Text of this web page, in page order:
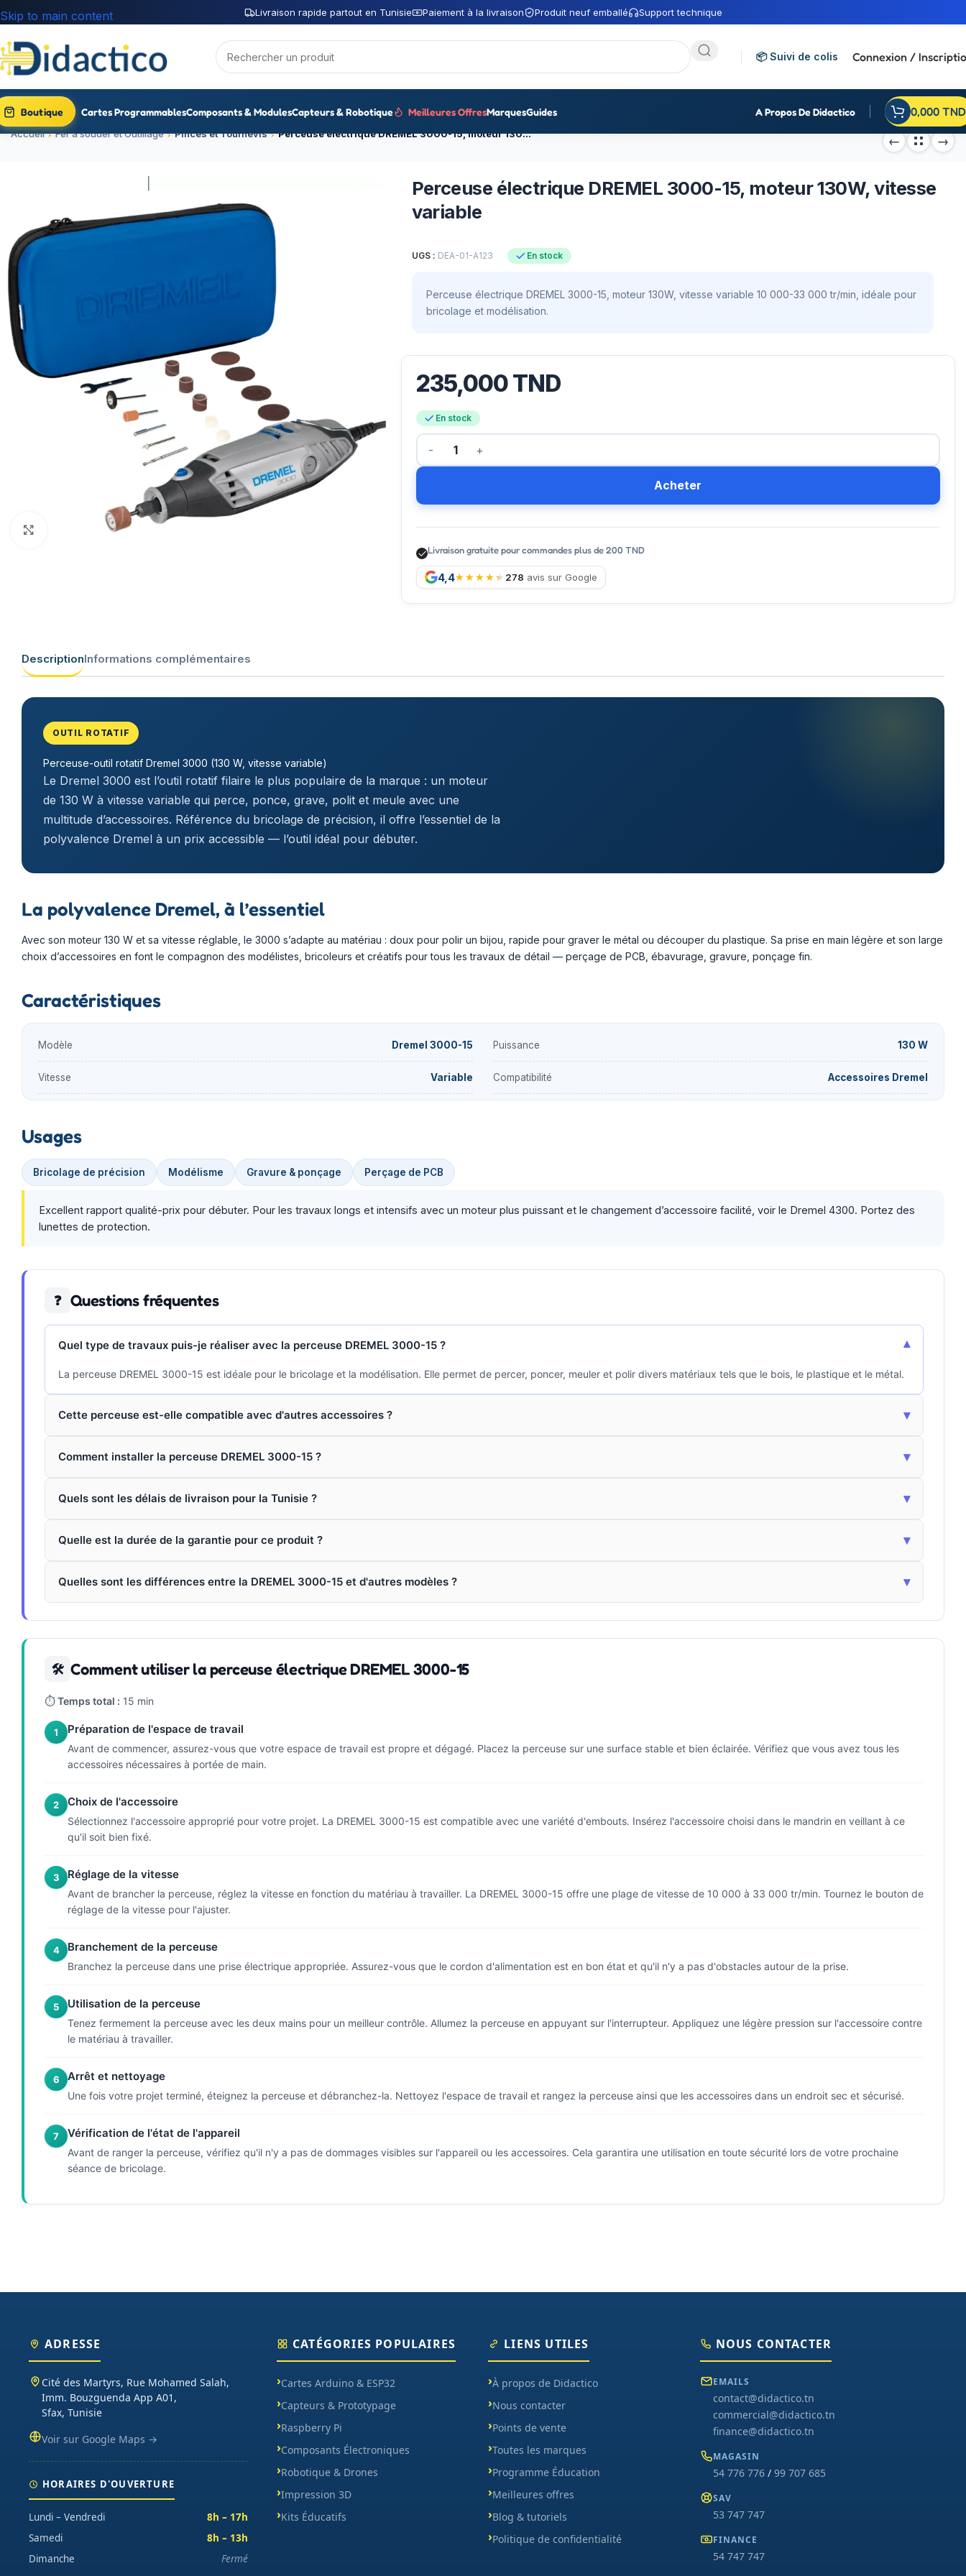
Livraison rapide partout en Tunisie Paiement à la livraison Produit neuf emballé Support technique
Skip to main content
📦 Suivi de colis Connexion /
Boutique Cartes ProgrammablesComposants & ModulesCapteurs & Robotique Meilleures OffresMarquesGuides A Propos De Didactico 0,000 TND
Accueil Fer a souder et Outillage Pinces et Tournevis Perceuse électrique DREMEL 3000-15, moteur 130W, vitesse variable
Click to enlarge
Perceuse électrique DREMEL 3000-15, moteur 130W, vitesse
variable
UGS : DEA-01-A123 En stock
Perceuse électrique DREMEL 3000-15, moteur 130W, vitesse variable 10 000-33 000 tr/min, idéale pour
bricolage et modélisation.
235,000TND
En stock
Acheter
Livraison gratuite pour commandes plus de 200 TND
4,4 278 avis sur Google
DescriptionInformations complémentaires
OUTIL ROTATIF
Perceuse-outil rotatif Dremel 3000 (130 W, vitesse variable)
Le Dremel 3000 est l’outil rotatif filaire le plus populaire de la marque : un moteur
de 130 W à vitesse variable qui perce, ponce, grave, polit et meule avec une
multitude d’accessoires. Référence du bricolage de précision, il offre l’essentiel de la
polyvalence Dremel à un prix accessible — l’outil idéal pour débuter.
La polyvalence Dremel, à l’essentiel
Avec son moteur 130 W et sa vitesse réglable, le 3000 s’adapte au matériau : doux pour polir un bijou, rapide pour graver le métal ou découper du plastique. Sa prise en main légère et son large
choix d’accessoires en font le compagnon des modélistes, bricoleurs et créatifs pour tous les travaux de détail — perçage de PCB, ébavurage, gravure, ponçage fin.
Caractéristiques
Modèle Dremel 3000-15 Puissance 130 W
Vitesse Variable Compatibilité Accessoires Dremel
Usages
Bricolage de précision Modélisme Gravure & ponçage Perçage de PCB
Excellent rapport qualité-prix pour débuter. Pour les travaux longs et intensifs avec un moteur plus puissant et le changement d’accessoire facilité, voir le Dremel 4300. Portez des
lunettes de protection.
❓ Questions fréquentes
Quel type de travaux puis-je réaliser avec la perceuse DREMEL 3000-15 ? ▾
La perceuse DREMEL 3000-15 est idéale pour le bricolage et la modélisation. Elle permet de percer, poncer, meuler et polir divers matériaux tels que le bois, le plastique et le métal.
Cette perceuse est-elle compatible avec d'autres accessoires ? ▾
Comment installer la perceuse DREMEL 3000-15 ? ▾
Quels sont les délais de livraison pour la Tunisie ? ▾
Quelle est la durée de la garantie pour ce produit ? ▾
Quelles sont les différences entre la DREMEL 3000-15 et d'autres modèles ? ▾
🛠 Comment utiliser la perceuse électrique DREMEL 3000-15
⏱Temps total : 15 min
1 Préparation de l'espace de travail
Avant de commencer, assurez-vous que votre espace de travail est propre et dégagé. Placez la perceuse sur une surface stable et bien éclairée. Vérifiez que vous avez tous les
accessoires nécessaires à portée de main.
2 Choix de l'accessoire
Sélectionnez l'accessoire approprié pour votre projet. La DREMEL 3000-15 est compatible avec une variété d'embouts. Insérez l'accessoire choisi dans le mandrin en veillant à ce
qu'il soit bien fixé.
3 Réglage de la vitesse
Avant de brancher la perceuse, réglez la vitesse en fonction du matériau à travailler. La DREMEL 3000-15 offre une plage de vitesse de 10 000 à 33 000 tr/min. Tournez le bouton de
réglage de la vitesse pour l'ajuster.
4 Branchement de la perceuse
Branchez la perceuse dans une prise électrique appropriée. Assurez-vous que le cordon d'alimentation est en bon état et qu'il n'y a pas d'obstacles autour de la prise.
5 Utilisation de la perceuse
Tenez fermement la perceuse avec les deux mains pour un meilleur contrôle. Allumez la perceuse en appuyant sur l'interrupteur. Appliquez une légère pression sur l'accessoire contre
le matériau à travailler.
6 Arrêt et nettoyage
Une fois votre projet terminé, éteignez la perceuse et débranchez-la. Nettoyez l'espace de travail et rangez la perceuse ainsi que les accessoires dans un endroit sec et sécurisé.
7 Vérification de l'état de l'appareil
Avant de ranger la perceuse, vérifiez qu'il n'y a pas de dommages visibles sur l'appareil ou les accessoires. Cela garantira une utilisation en toute sécurité lors de votre prochaine
séance de bricolage.
ADRESSE
Cité des Martyrs, Rue Mohamed Salah,
Imm. Bouzguenda App A01,
Sfax, Tunisie
Voir sur Google Maps →
HORAIRES D'OUVERTURE
Lundi – Vendredi
8h – 17h
Samedi
8h – 13h
Dimanche
Fermé
CATÉGORIES POPULAIRES
Cartes Arduino & ESP32
Capteurs & Prototypage
Raspberry Pi
Composants Électroniques
Robotique & Drones
Impression 3D
Kits Éducatifs
LIENS UTILES
À propos de Didactico
Nous contacter
Points de vente
Toutes les marques
Programme Éducation
Meilleures offres
Blog & tutoriels
Politique de confidentialité
NOUS CONTACTER
EMAILS
contact@didactico.tn
commercial@didactico.tn
finance@didactico.tn
MAGASIN
54 776 776/ 99 707 685
SAV
53 747 747
FINANCE
54 747 747